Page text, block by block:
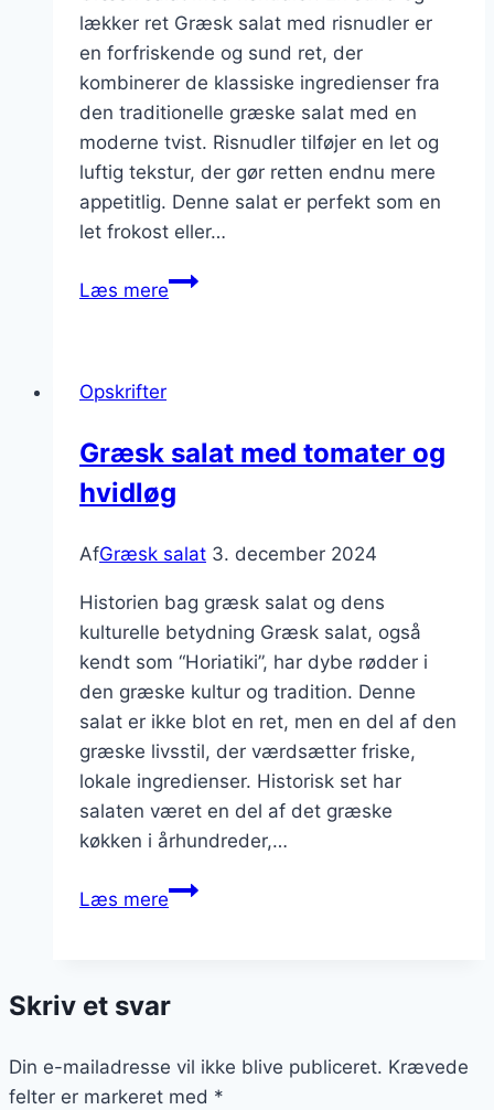
lækker ret Græsk salat med risnudler er
en forfriskende og sund ret, der
kombinerer de klassiske ingredienser fra
den traditionelle græske salat med en
moderne tvist. Risnudler tilføjer en let og
luftig tekstur, der gør retten endnu mere
appetitlig. Denne salat er perfekt som en
let frokost eller…
Læs mereGræsk
Opskrifter
Græsk salat med tomater og
hvidløg
AfGræsk salat 3. december 2024
Historien bag græsk salat og dens
kulturelle betydning Græsk salat, også
kendt som “Horiatiki”, har dybe rødder i
den græske kultur og tradition. Denne
salat er ikke blot en ret, men en del af den
græske livsstil, der værdsætter friske,
lokale ingredienser. Historisk set har
salaten været en del af det græske
køkken i århundreder,…
Læs mereGræsk
og
Skriv et svar
Din e-mailadresse vil ikke blive publiceret. Krævede
felter er markeret med *